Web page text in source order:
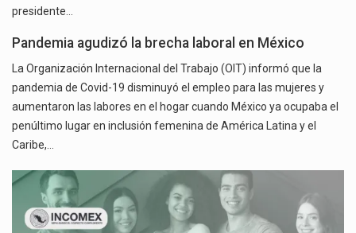
presidente…
Pandemia agudizó la brecha laboral en México
La Organización Internacional del Trabajo (OIT) informó que la
pandemia de Covid-19 disminuyó el empleo para las mujeres y
aumentaron las labores en el hogar cuando México ya ocupaba el
penúltimo lugar en inclusión femenina de América Latina y el
Caribe,…